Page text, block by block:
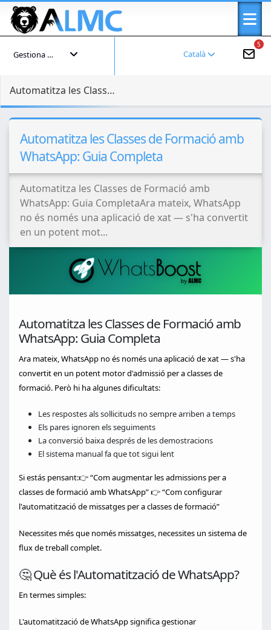
5
Català
Gestiona el teu compte
Automatitza les Classes de Formació amb WhatsApp: Guia Completa
Automatitza les Classes de Formació amb
WhatsApp: Guia Completa
Automatitza les Classes de Formació amb
WhatsApp: Guia CompletaAra mateix, WhatsApp
no és només una aplicació de xat — s'ha convertit
en un potent mot...
Automatitza les Classes de Formació amb
WhatsApp: Guia Completa
Ara mateix, WhatsApp no és només una aplicació de xat — s'ha
convertit en un potent motor d'admissió per a classes de
formació. Però hi ha algunes dificultats:
Les respostes als sol·licituds no sempre arriben a temps
Els pares ignoren els seguiments
La conversió baixa després de les demostracions
El sistema manual fa que tot sigui lent
Si estás pensant:👉 “Com augmentar les admissions per a
classes de formació amb WhatsApp” 👉 “Com configurar
l'automatització de missatges per a classes de formació”
Necessites més que només missatges, necessites un sistema de
flux de treball complet.
🤔 Què és l'Automatització de WhatsApp?
En termes simples:
L'automatització de WhatsApp significa gestionar